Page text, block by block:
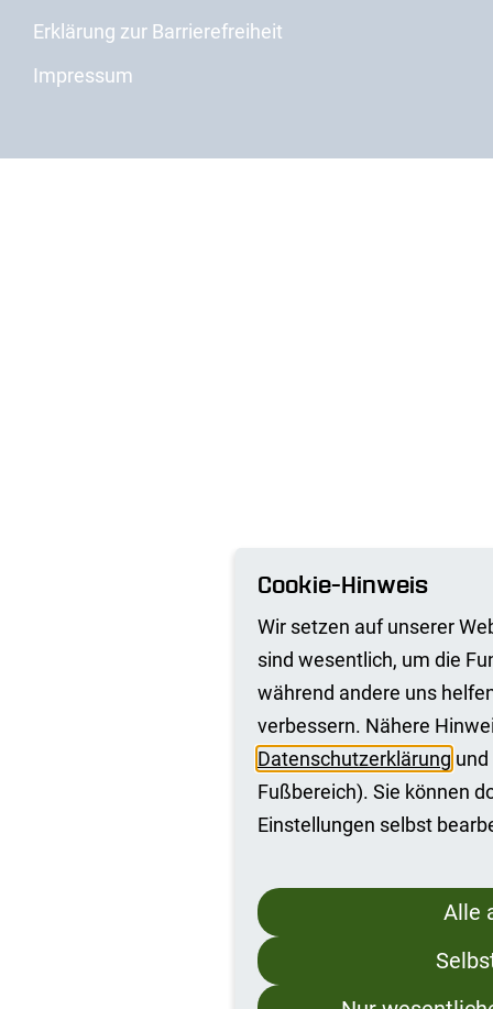
Erklärung zur Barrierefreiheit
Impressum
Cookie-Hinweis
Wir setzen auf unserer
sind wesentlich, um die
während andere uns
verbessern. Nähere
Datenschutzerklärung
Fußbereich). Sie können
Einstellungen selbst
Alle